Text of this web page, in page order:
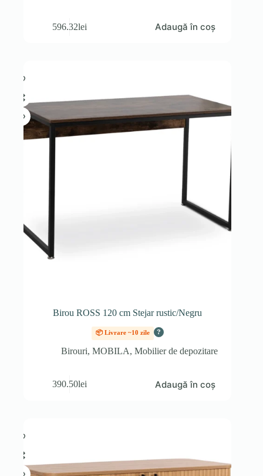
596.32lei Adaugă în coș
Birou ROSS 120 cm Stejar rustic/Negru
📦 Livrare ~10 zile ?
Birouri, MOBILA, Mobilier de depozitare
390.50lei Adaugă în coș